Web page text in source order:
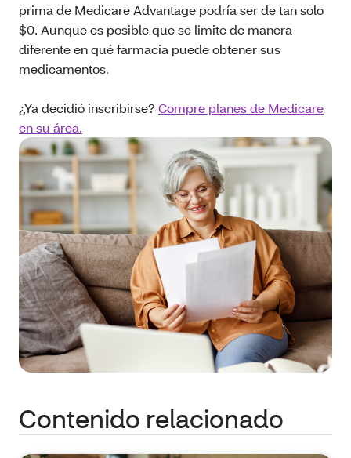
prima de Medicare Advantage podría ser de tan solo
$0. Aunque es posible que se limite de manera
diferente en qué farmacia puede obtener sus
medicamentos.
¿Ya decidió inscribirse? Compre planes de Medicare
en su área.
Contenido relacionado